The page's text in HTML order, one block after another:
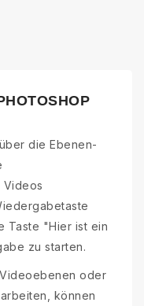
die Ebenen-
Taste "Hier ist ein
zu starten.
oder
können